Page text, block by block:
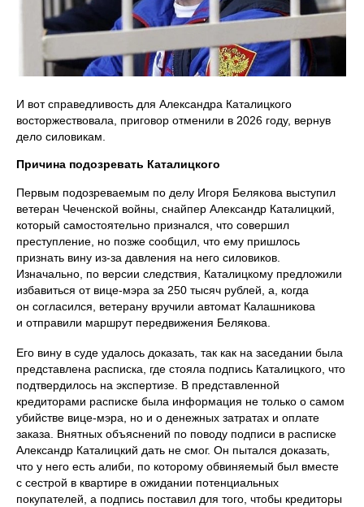
И вот справедливость для Александра Каталицкого
восторжествовала, приговор отменили в 2026 году, вернув
дело силовикам.
Причина подозревать Каталицкого
Первым подозреваемым по делу Игоря Белякова выступил
ветеран Чеченской войны, снайпер Александр Каталицкий,
который самостоятельно признался, что совершил
преступление, но позже сообщил, что ему пришлось
признать вину из-за давления на него силовиков.
Изначально, по версии следствия, Каталицкому предложили
избавиться от вице-мэра за 250 тысяч рублей, а, когда
он согласился, ветерану вручили автомат Калашникова
и отправили маршрут передвижения Белякова.
Его вину в суде удалось доказать, так как на заседании была
представлена расписка, где стояла подпись Каталицкого, что
подтвердилось на экспертизе. В представленной
кредиторами расписке была информация не только о самом
убийстве вице-мэра, но и о денежных затратах и оплате
заказа. Внятных объяснений по поводу подписи в расписке
Александр Каталицкий дать не смог. Он пытался доказать,
что у него есть алиби, по которому обвиняемый был вместе
с сестрой в квартире в ожидании потенциальных
покупателей, а подпись поставил для того, чтобы кредиторы